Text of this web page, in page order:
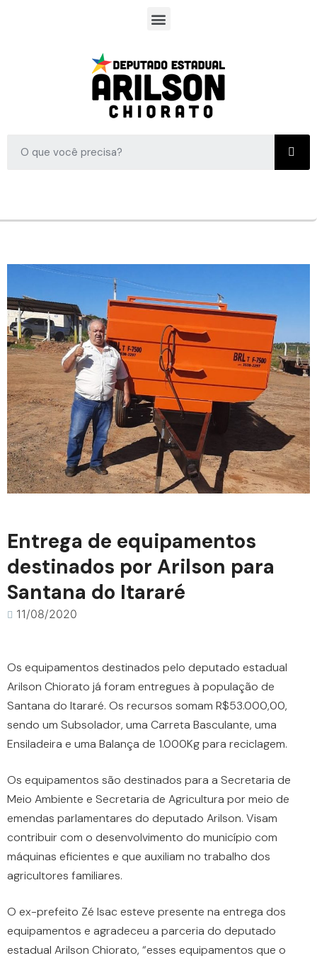
Entrega de equipamentos
destinados por Arilson para
Santana do Itararé
11/08/2020
Os equipamentos destinados pelo deputado estadual
Arilson Chiorato já foram entregues à população de
Santana do Itararé. Os recursos somam R$53.000,00,
sendo um Subsolador, uma Carreta Basculante, uma
Ensiladeira e uma Balança de 1.000Kg para reciclagem.
Os equipamentos são destinados para a Secretaria de
Meio Ambiente e Secretaria de Agricultura por meio de
emendas parlamentares do deputado Arilson. Visam
contribuir com o desenvolvimento do município com
máquinas eficientes e que auxiliam no trabalho dos
agricultores familiares.
O ex-prefeito Zé Isac esteve presente na entrega dos
equipamentos e agradeceu a parceria do deputado
estadual Arilson Chiorato, “esses equipamentos que o